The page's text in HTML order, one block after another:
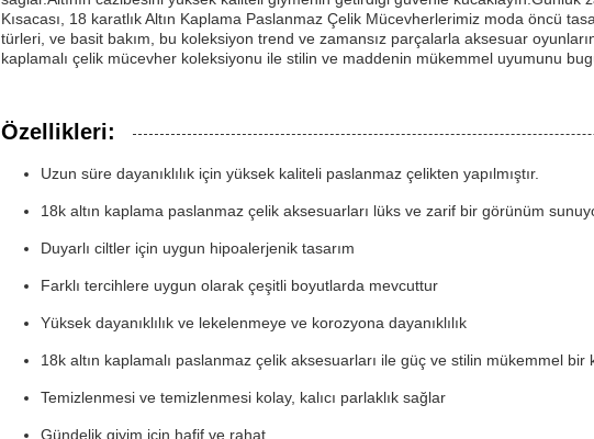
Kısacası, 18 karatlık Altın Kaplama Paslanmaz Çelik Mücevherlerimiz moda öncü
türleri, ve basit bakım, bu koleksiyon trend ve zamansız parçalarla aksesuar
kaplamalı çelik mücevher koleksiyonu ile stilin ve maddenin mükemmel uyumunu
Özellikleri:
Uzun süre dayanıklılık için yüksek kaliteli paslanmaz çelikten yapılmıştır.
18k altın kaplama paslanmaz çelik aksesuarları lüks ve zarif bir görünüm
Duyarlı ciltler için uygun hipoalerjenik tasarım
Farklı tercihlere uygun olarak çeşitli boyutlarda mevcuttur
Yüksek dayanıklılık ve lekelenmeye ve korozyona dayanıklılık
18k altın kaplamalı paslanmaz çelik aksesuarları ile güç ve stilin mükemmel bir
Temizlenmesi ve temizlenmesi kolay, kalıcı parlaklık sağlar
Gündelik giyim için hafif ve rahat